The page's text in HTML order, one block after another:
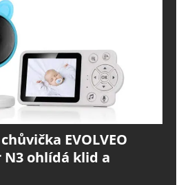
EVOLVEO
ohlídá klid a